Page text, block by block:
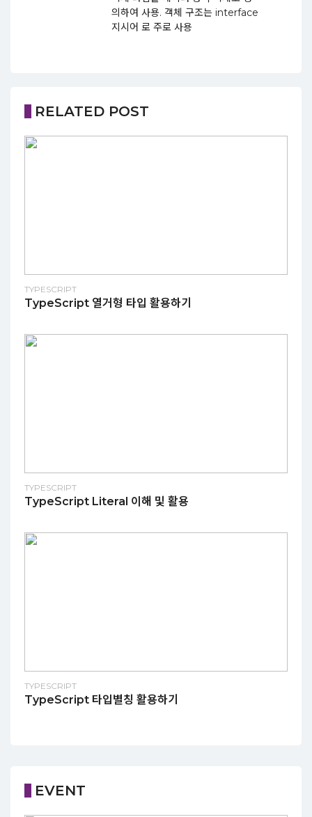
의하여 사용. 객체 구조는 interface
지시어 로 주로 사용
RELATED POST
TYPESCRIPT
TypeScript 열거형 타입 활용하기
TYPESCRIPT
TypeScript Literal 이해 및 활용
TYPESCRIPT
TypeScript 타입별칭 활용하기
EVENT